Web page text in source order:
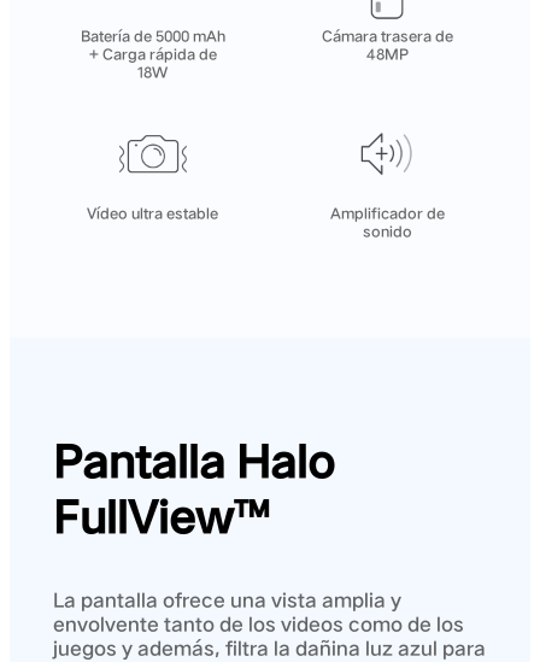
Batería de 5000 mAh
+ Carga rápida de
18W
Cámara trasera de
48MP
Vídeo ultra estable
Amplificador de
sonido
Pantalla Halo
FullView™
La pantalla ofrece una vista amplia y
envolvente tanto de los videos como de los
juegos y además, filtra la dañina luz azul para